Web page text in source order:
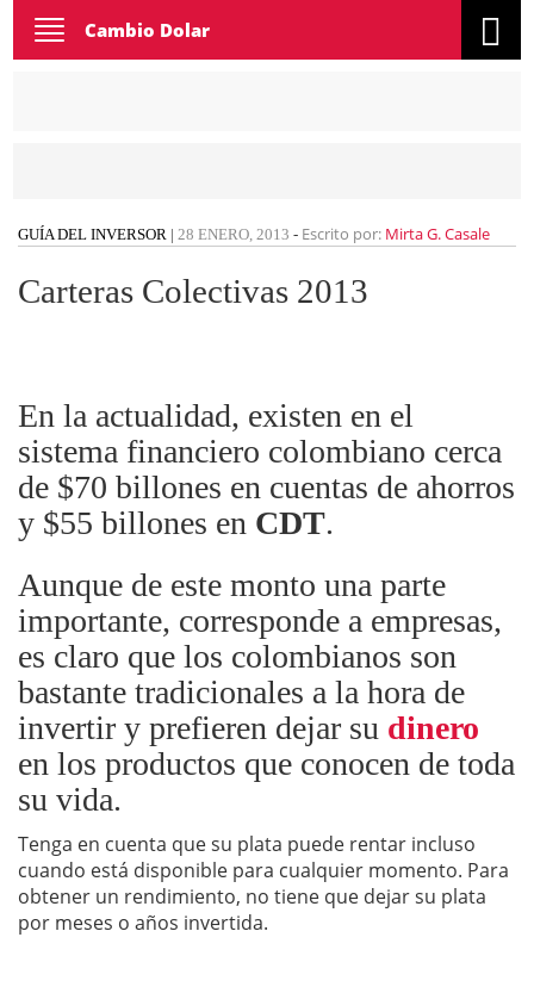
Toggle
navigation
Cambio Dolar
GUÍA DEL INVERSOR | 28 ENERO, 2013 - Escrito por: Mirta G. Casale
Carteras Colectivas 2013
En la actualidad, existen en el
sistema financiero colombiano cerca
de $70 billones en cuentas de ahorros
y $55 billones en CDT.
Aunque de este monto una parte
importante, corresponde a empresas,
es claro que los colombianos son
bastante tradicionales a la hora de
invertir y prefieren dejar su dinero
en los productos que conocen de toda
su vida.
Tenga en cuenta que su plata puede rentar incluso
cuando está disponible para cualquier momento. Para
obtener un rendimiento, no tiene que dejar su plata
por meses o años invertida.